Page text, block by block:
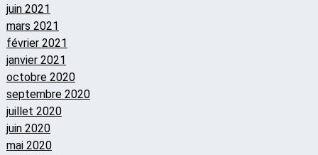
juin 2021
mars 2021
février 2021
janvier 2021
octobre 2020
septembre 2020
juillet 2020
juin 2020
mai 2020